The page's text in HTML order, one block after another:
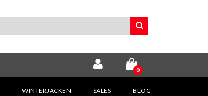
0
WINTERJACKEN SALES BLOG